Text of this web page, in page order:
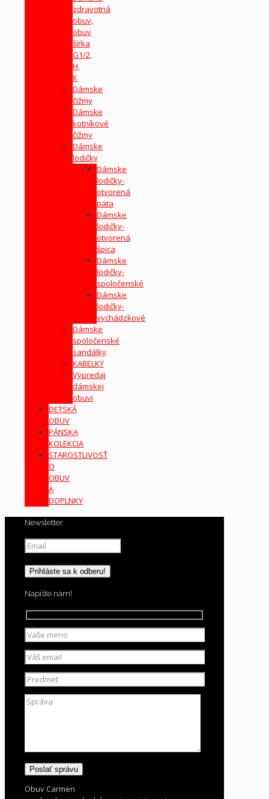
zdravotná
obuv,
obuv
šírka
G1/2,
H,
K
Dámske
čižmy
Dámske
kotníkové
čižmy
Dámske
lodičky
Dámske
lodičky-
otvorená
päta
Dámske
lodičky-
otvorená
špica
Dámske
lodičky-
spoločenské
Dámske
lodičky-
vychádzkové
Dámske
spoločenské
sandálky
KABELKY
Výpredaj
dámskej
obuvi
DETSKÁ
OBUV
PÁNSKA
KOLEKCIA
STAROSTLIVOSŤ
O
OBUV
A
DOPLNKY
Newsletter
Napíšte nám!
Obuv Carmen